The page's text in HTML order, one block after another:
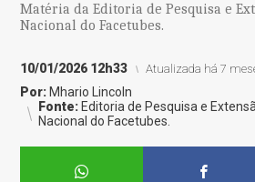
Matéria da Editoria de Pesquisa e
Nacional do Facetubes.
10/01/2026 12h33 Atualizada há 7
Por: Mhario Lincoln
Fonte: Editoria de Pesquisa e
Nacional do Facetubes.